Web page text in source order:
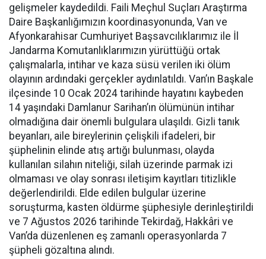
gelişmeler kaydedildi. Faili Meçhul Suçları Araştırma
Daire Başkanlığımızın koordinasyonunda, Van ve
Afyonkarahisar Cumhuriyet Başsavcılıklarımız ile İl
Jandarma Komutanlıklarımızın yürüttüğü ortak
çalışmalarla, intihar ve kaza süsü verilen iki ölüm
olayının ardındaki gerçekler aydınlatıldı. Van’ın Başkale
ilçesinde 10 Ocak 2024 tarihinde hayatını kaybeden
14 yaşındaki Damlanur Sarihan’ın ölümünün intihar
olmadığına dair önemli bulgulara ulaşıldı. Gizli tanık
beyanları, aile bireylerinin çelişkili ifadeleri, bir
şüphelinin elinde atış artığı bulunması, olayda
kullanılan silahın niteliği, silah üzerinde parmak izi
olmaması ve olay sonrası iletişim kayıtları titizlikle
değerlendirildi. Elde edilen bulgular üzerine
soruşturma, kasten öldürme şüphesiyle derinleştirildi
ve 7 Ağustos 2026 tarihinde Tekirdağ, Hakkâri ve
Van’da düzenlenen eş zamanlı operasyonlarda 7
şüpheli gözaltına alındı.